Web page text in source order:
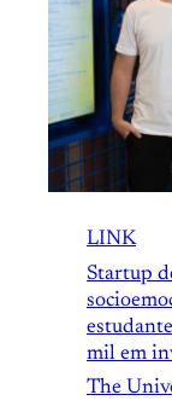
LINK
Startup
mil em
The